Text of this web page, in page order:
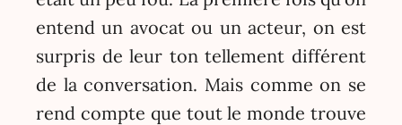
entend un avocat ou un acteur, on est
surpris de leur ton tellement différent
de la conversation. Mais comme on se
rend compte que tout le monde trouve